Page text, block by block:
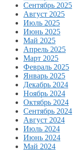
Сентябрь 2025
Август 2025
Июль 2025
Июнь 2025
Май 2025
Апрель 2025
Март 2025
Февраль 2025
Январь 2025
Декабрь 2024
Ноябрь 2024
Октябрь 2024
Сентябрь 2024
Август 2024
Июль 2024
Июнь 2024
Май 2024